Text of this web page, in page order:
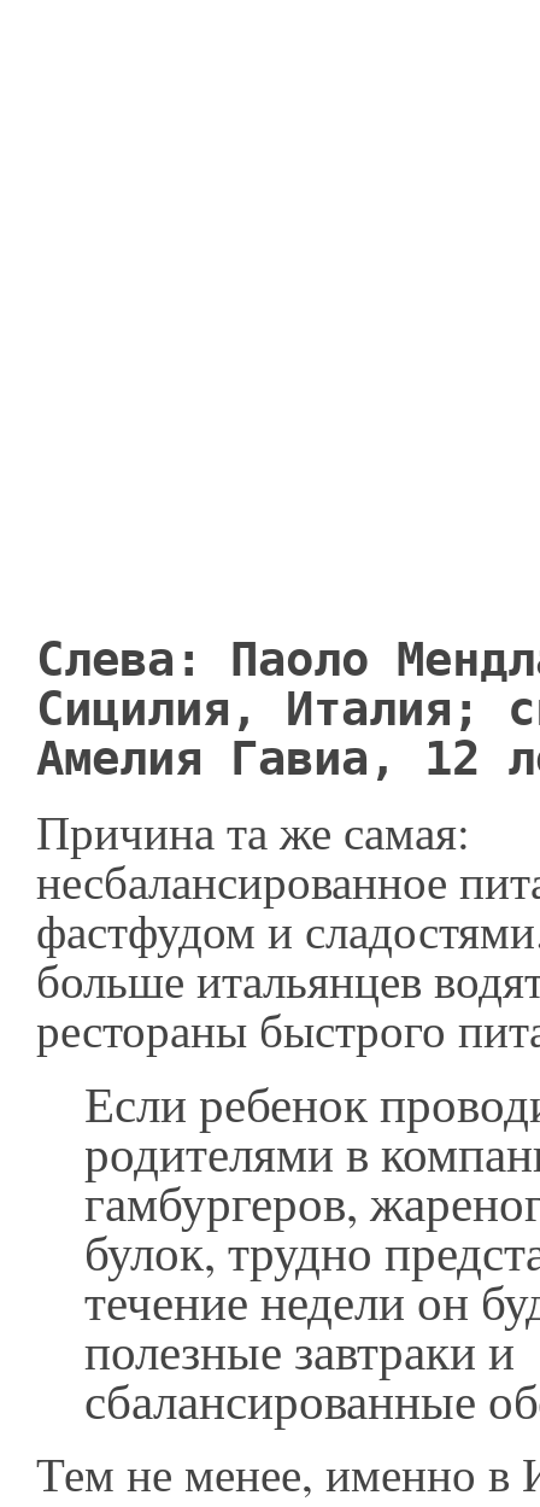
Слева: Паоло
Сицилия, Италия;
Амелия Гавиа, 12
Причина та же самая:
несбалансированное
фастфудом и
больше итальянцев
рестораны быстрого
Если ребенок
родителями в
гамбургеров,
булок, трудно
течение недели он
полезные завтраки и
сбалансированные
Тем не менее, именно в